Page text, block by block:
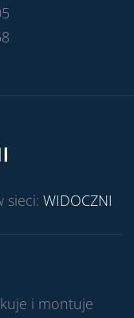
sieci: WIDOCZNI
i montuje